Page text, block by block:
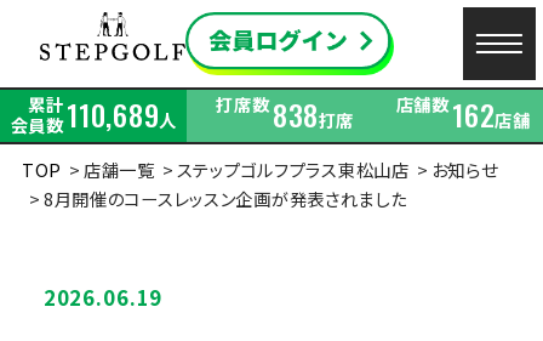
累計
会員数110,689人
打席数838打席
店舗数162店舗
TOP
店舗一覧 ステップゴルフプラス東松山店
お知らせ
8月開催のコースレッスン企画が発表されました
2026.06.19